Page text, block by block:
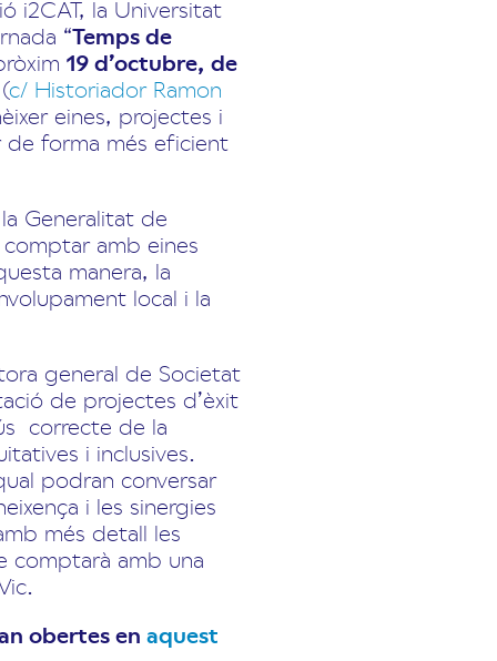
i2CAT, la Universitat
“Temps de
19 d’octubre, de
(c/ Historiador Ramon
eines, projectes i
forma més eficient
Generalitat de
amb eines
manera, la
local i la
general de Societat
de projectes d’èxit
correcte de la
i inclusives.
podran conversar
i les sinergies
més detall les
comptarà amb una
obertes en aquest